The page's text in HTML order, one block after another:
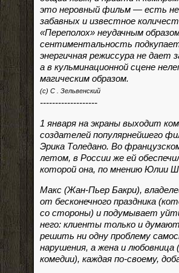
это неровный фильм — есть
забавных и известное
«Переполох» неудачным
сентиментальность
энергичная режиссура не дает
а в кульминационной сцене
магическим образом.
(с) С . Зельвенский
-------------------
1 января на экраны выходит
создателей популярнейшего
Эрика Толедано. Во
летом, в России же ей
которой она, по мнению Юлии
Макс (Жан-Пьер Бакри),
от бесконечного праздника
со стороны) и подумывает
него: клиенты только и
решить ни одну проблему
нарушения, а жена и
комедии), каждая по-своему,